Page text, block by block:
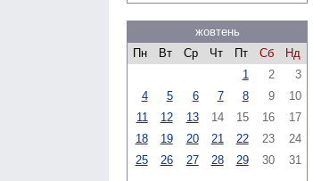
жовтень
Пн
Вт Ср Чт Пт Сб
Нд
1
2
3
4
5 6 7 8 9
10
11
12 13 14 15 16
17
18
19 20 21 22 23
24
25
26 27 28 29 30 31